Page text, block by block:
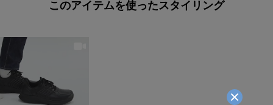
このアイテムを使ったスタイリング